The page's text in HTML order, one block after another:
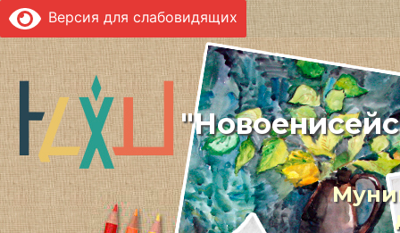
Версия для слабовидящих